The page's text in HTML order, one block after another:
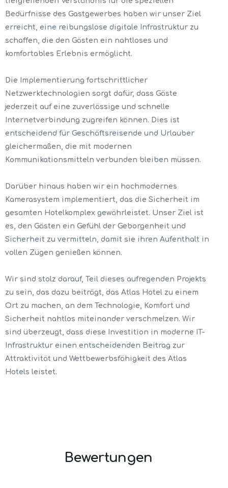
Bedürfnisse des Gastgewerbes haben wir unser Ziel
erreicht, eine reibungslose digitale Infrastruktur zu
schaffen, die den Gästen ein nahtloses und
komfortables Erlebnis ermöglicht.
Die Implementierung fortschrittlicher
Netzwerktechnologien sorgt dafür, dass Gäste
jederzeit auf eine zuverlässige und schnelle
Internetverbindung zugreifen können. Dies ist
entscheidend für Geschäftsreisende und Urlauber
gleichermaßen, die mit modernen
Kommunikationsmitteln verbunden bleiben müssen.
Darüber hinaus haben wir ein hochmodernes
Kamerasystem implementiert, das die Sicherheit im
gesamten Hotelkomplex gewährleistet. Unser Ziel ist
es, den Gästen ein Gefühl der Geborgenheit und
Sicherheit zu vermitteln, damit sie ihren Aufenthalt in
vollen Zügen genießen können.
Wir sind stolz darauf, Teil dieses aufregenden Projekts
zu sein, das dazu beiträgt, das Atlas Hotel zu einem
Ort zu machen, an dem Technologie, Komfort und
Sicherheit nahtlos miteinander verschmelzen. Wir
sind überzeugt, dass diese Investition in moderne IT-
Infrastruktur einen entscheidenden Beitrag zur
Attraktivität und Wettbewerbsfähigkeit des Atlas
Hotels leistet.
Bewertungen